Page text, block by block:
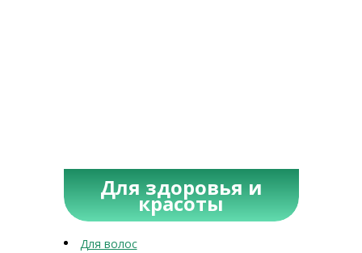
Для здоровья и
красоты
Для волос